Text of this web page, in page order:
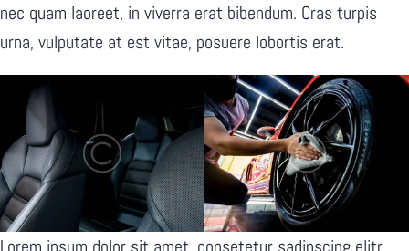
nec quam laoreet, in viverra erat bibendum. Cras turpis
urna, vulputate at est vitae, posuere lobortis erat.
Lorem ipsum dolor sit amet, consetetur sadipscing elitr,